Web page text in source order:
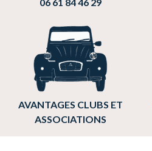
AVANTAGES CLUBS ET
ASSOCIATIONS